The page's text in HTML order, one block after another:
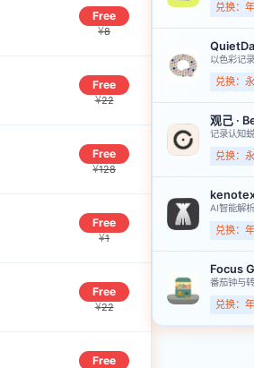
Free
¥8
Free
¥22
Free
¥128
Free
¥1
Free
¥22
Free
兑换：
以色彩记
兑换：
观己 ·
记录认知
兑换：
AI智能解
兑换：
Focus
番茄钟与
兑换：